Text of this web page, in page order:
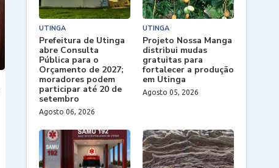
UTINGA
Prefeitura de Utinga
abre Consulta
Pública para o
Orçamento de 2027;
moradores podem
participar até 20 de
setembro
Agosto 06, 2026
UTINGA
Projeto Nossa Manga
distribui mudas
gratuitas para
fortalecer a produção
em Utinga
Agosto 05, 2026